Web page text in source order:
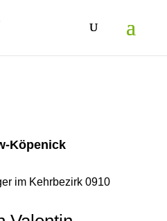
Köpenick
im Kehrbezirk 0910